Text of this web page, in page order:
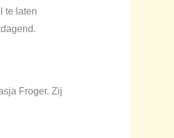
te laten
Froger. Zij